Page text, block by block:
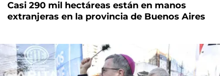
Casi 290 mil hectáreas están en manos
extranjeras en la provincia de Buenos Aires